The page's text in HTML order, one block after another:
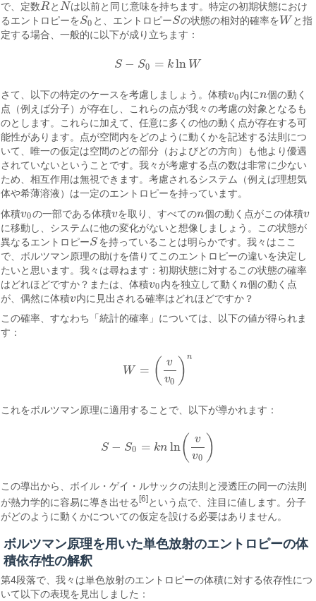
で、定数R
R とN
N は以前と同じ意味を持ちます。特定の初期状態におけ
るエントロピーをS0
S0 と、エントロピーS
S の状態の相対的確率をW
W と指
定する場合、一般的に以下が成り立ちます：
S − S0 = kln W
S−S 0=k lnW
さて、以下の特定のケースを考慮しましょう。体積v0
v0内にn
n 個の動く
点（例えば分子）が存在し、これらの点が我々の考慮の対象となるも
のとします。これらに加えて、任意に多くの他の動く点が存在する可
能性があります。点が空間内をどのように動くかを記述する法則につ
いて、唯一の仮定は空間のどの部分（およびどの方向）も他より優遇
されていないということです。我々が考慮する点の数は非常に少ない
ため、相互作用は無視できます。考慮されるシステム（例えば理想気
体や希薄溶液）は一定のエントロピーを持っています。
体積v0
v0の一部である体積v
vを取り、すべてのn
n 個の動く点がこの体積v
v
に移動し、システムに他の変化がないと想像しましょう。この状態が
異なるエントロピーS
S を持っていることは明らかです。我々はここ
で、ボルツマン原理の助けを借りてこのエントロピーの違いを決定し
たいと思います。我々は尋ねます：初期状態に対するこの状態の確率
はどれほどですか？または、体積v0
v0内を独立して動く n
n 個の動く点
が、偶然に体積v
v内に見出される確率はどれほどですか？
この確率、すなわち「統計的確率」については、以下の値が得られま
す：
W = (
v
v0 ) n
W= v v0)n
これをボルツマン原理に適用することで、以下が導かれます：
S − S0 = kn ln(
v
v0 )
S−S 0= knln(vv0 )
この導出から、ボイル・ゲイ・ルサックの法則と浸透圧の同一の法則
が熱力学的に容易に導き出せる[6] という点で、注目に値します。分子
がどのように動くかについての仮定を設ける必要はありません。
ボルツマン原理を用いた単色放射のエントロピーの体
積依存性の解釈
第4段落で、我々は単色放射のエントロピーの体積に対する依存性につ
いて以下の表現を見出しました：